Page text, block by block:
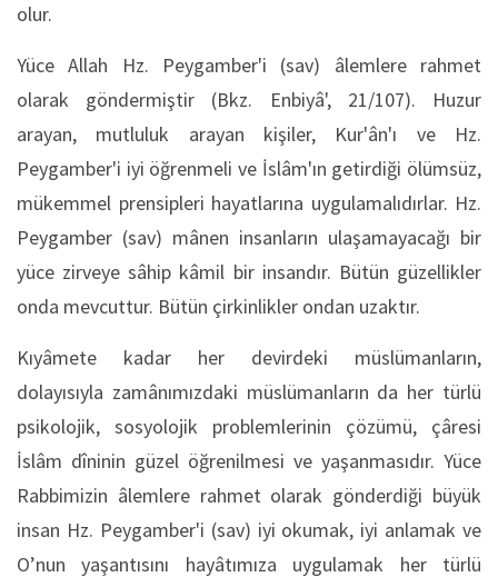
olur.
Yüce Allah Hz. Peygamber'i (sav) âlemlere rahmet
olarak göndermiştir (Bkz. Enbiyâ', 21/107). Huzur
arayan, mutluluk arayan kişiler, Kur'ân'ı ve Hz.
Peygamber'i iyi öğrenmeli ve İslâm'ın getirdiği ölümsüz,
mükemmel prensipleri hayatlarına uygulamalıdırlar. Hz.
Peygamber (sav) mânen insanların ulaşamayacağı bir
yüce zirveye sâhip kâmil bir insandır. Bütün güzellikler
onda mevcuttur. Bütün çirkinlikler ondan uzaktır.
Kıyâmete kadar her devirdeki müslümanların,
dolayısıyla zamânımızdaki müslümanların da her türlü
psikolojik, sosyolojik problemlerinin çözümü, çâresi
İslâm dîninin güzel öğrenilmesi ve yaşanmasıdır. Yüce
Rabbimizin âlemlere rahmet olarak gönderdiği büyük
insan Hz. Peygamber'i (sav) iyi okumak, iyi anlamak ve
O’nun yaşantısını hayâtımıza uygulamak her türlü